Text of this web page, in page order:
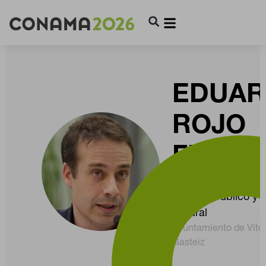
ROJO
FRAILE
espacio Público y
Natural
Ayuntamiento de
Gasteiz
CONFIGURACIÓN DE COOKIES
RECHAZAR TODO